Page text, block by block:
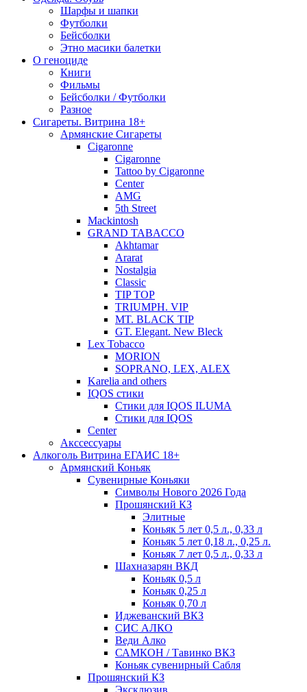
Шарфы и шапки
Футболки
Бейсболки
Этно масики балетки
О геноциде
Книги
Фильмы
Бейсболки / Футболки
Разное
Сигареты. Витрина 18+
Армянские Сигареты
Cigaronne
Cigaronne
Tattoo by Cigaronne
Center
AMG
5th Street
Mackintosh
GRAND TABACCO
Akhtamar
Ararat
Nostalgia
Classic
TIP TOP
TRIUMPH. VIP
MT. BLACK TIP
GT. Elegant. New Bleck
Lex Tobacco
MORION
SOPRANO, LEX, ALEX
Karelia and others
IQOS стики
Стики для IQOS ILUMA
Стики для IQOS
Сenter
Акссессуары
Алкоголь Витрина ЕГАИС 18+
Армянский Коньяк
Сувенирные Коньяки
Символы Нового 2026 Года
Прошянский КЗ
Элитные
Коньяк 5 лет 0,5 л., 0,33 л
Коньяк 5 лет 0,18 л., 0,25 л.
Коньяк 7 лет 0,5 л., 0,33 л
Шахназарян ВКД
Коньяк 0,5 л
Коньяк 0,25 л
Коньяк 0,70 л
Иджеванский ВКЗ
СИС АЛКО
Веди Алко
САМКОН / Тавинко ВКЗ
Коньяк сувенирный Сабля
Прошянский КЗ
Эксклюзив